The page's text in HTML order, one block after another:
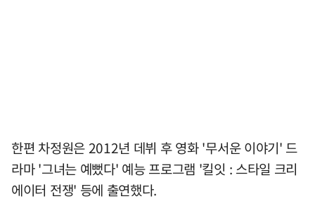
한편 차정원은 2012년 데뷔 후 영화 '무서운 이야기' 드
라마 '그녀는 예뻤다' 예능 프로그램 '킬잇 : 스타일 크리
에이터 전쟁' 등에 출연했다.